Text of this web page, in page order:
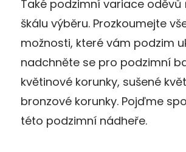
Také podzimní variace oděvů
škálu výběru. Prozkoumejte
možnosti, které vám podzim
nadchněte se pro podzimní
květinové korunky, sušené
bronzové korunky. Pojďme
této podzimní nádheře.